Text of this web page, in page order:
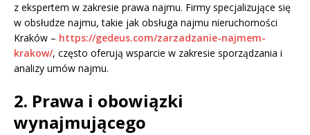
z ekspertem w zakresie prawa najmu. Firmy specjalizujące się
w obsłudze najmu, takie jak obsługa najmu nieruchomości
Kraków – https://gedeus.com/zarzadzanie-najmem-
krakow/, często oferują wsparcie w zakresie sporządzania i
analizy umów najmu.
2. Prawa i obowiązki
wynajmującego